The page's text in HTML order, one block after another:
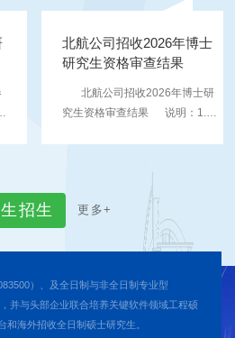
读考生面试时间：3月13日
核考生面试时间：3月13日
（具体分组另行通知
北航公司招收2026年博士
研究生资格审查结果
北航公司招收2026年博士研
究生资格审查结果 说明：1.本
备，招生期间（除面试期间）请
保持通信畅通。3.如有问题，请
提前发邮件至
softzhaosheng@buaa.edu.cn，
与公司招生老师电话联系（王老
沟通。4.所有考生均已签署承诺
书，需要补充材料的考生请于综
合考核日期的前1天补齐（综合
生 招生 更 多+
）、及全日制与非全日制专业型
并与头部企业联合培养关键软件领域工程硕
海外招收全日制硕士研究生。